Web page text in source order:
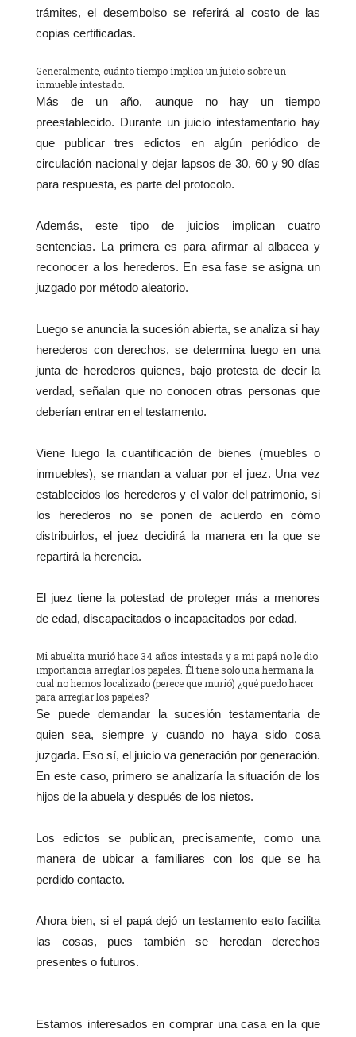
trámites, el desembolso se referirá al costo de las
copias certificadas.
Generalmente, cuánto tiempo implica un juicio sobre un
inmueble intestado.
Más de un año, aunque no hay un tiempo
preestablecido. Durante un juicio intestamentario hay
que publicar tres edictos en algún periódico de
circulación nacional y dejar lapsos de 30, 60 y 90 días
para respuesta, es parte del protocolo.
Además, este tipo de juicios implican cuatro
sentencias. La primera es para afirmar al albacea y
reconocer a los herederos. En esa fase se asigna un
juzgado por método aleatorio.
Luego se anuncia la sucesión abierta, se analiza si hay
herederos con derechos, se determina luego en una
junta de herederos quienes, bajo protesta de decir la
verdad, señalan que no conocen otras personas que
deberían entrar en el testamento.
Viene luego la cuantificación de bienes (muebles o
inmuebles), se mandan a valuar por el juez. Una vez
establecidos los herederos y el valor del patrimonio, si
los herederos no se ponen de acuerdo en cómo
distribuirlos, el juez decidirá la manera en la que se
repartirá la herencia.
El juez tiene la potestad de proteger más a menores
de edad, discapacitados o incapacitados por edad.
Mi abuelita murió hace 34 años intestada y a mi papá no le dio
importancia arreglar los papeles. Él tiene solo una hermana la
cual no hemos localizado (perece que murió) ¿qué puedo hacer
para arreglar los papeles?
Se puede demandar la sucesión testamentaria de
quien sea, siempre y cuando no haya sido cosa
juzgada. Eso sí, el juicio va generación por generación.
En este caso, primero se analizaría la situación de los
hijos de la abuela y después de los nietos.
Los edictos se publican, precisamente, como una
manera de ubicar a familiares con los que se ha
perdido contacto.
Ahora bien, si el papá dejó un testamento esto facilita
las cosas, pues también se heredan derechos
presentes o futuros.
Estamos interesados en comprar una casa en la que